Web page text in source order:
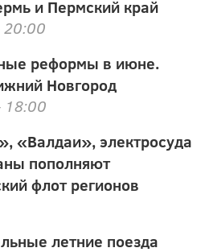
и Пермский край
реформы в июне.
Новгород
«Валдаи», электросуда
пополняют
флот регионов
летние поезда